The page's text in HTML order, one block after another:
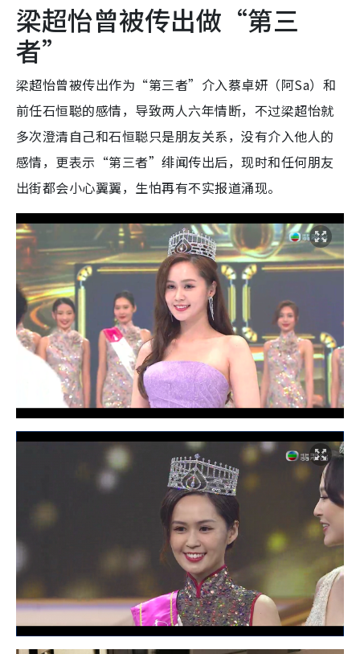
梁超怡曾被传出做“第三
者”
梁超怡曾被传出作为“第三者”介入蔡卓妍（阿Sa）和
前任石恒聪的感情，导致两人六年情断，不过梁超怡就
多次澄清自己和石恒聪只是朋友关系，没有介入他人的
感情，更表示“第三者”绯闻传出后，现时和任何朋友
出街都会小心翼翼，生怕再有不实报道涌现。